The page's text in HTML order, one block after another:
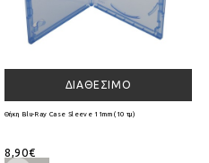
ΔΙΑΘΈΣΙΜΟ
Θήκη Blu-Ray Case Sleeve 11mm (10 τμ)
8,90€